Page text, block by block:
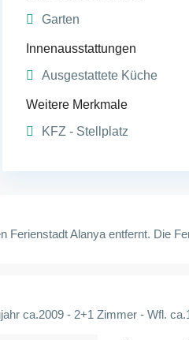
Garten
Innenausstattungen
Ausgestattete Küche
Weitere Merkmale
KFZ - Stellplatz
Alanya entfernt. Die
- 2+1 Zimmer -